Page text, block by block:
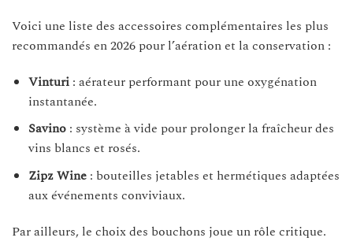
Voici une liste des accessoires complémentaires les plus
recommandés en 2026 pour l’aération et la conservation :
Vinturi: aérateur performant pour une oxygénation
instantanée.
Savino: système à vide pour prolonger la fraîcheur des
vins blancs et rosés.
Zipz Wine: bouteilles jetables et hermétiques adaptées
aux événements conviviaux.
Par ailleurs, le choix des bouchons joue un rôle critique.